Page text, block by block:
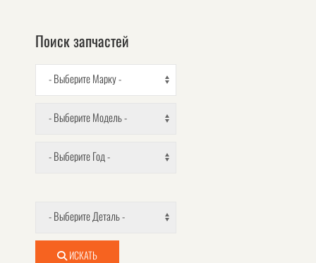
Поиск запчастей
- Выберите Марку -
- Выберите Модель -
- Выберите Год -
- Выберите Деталь -
ИСКАТЬ